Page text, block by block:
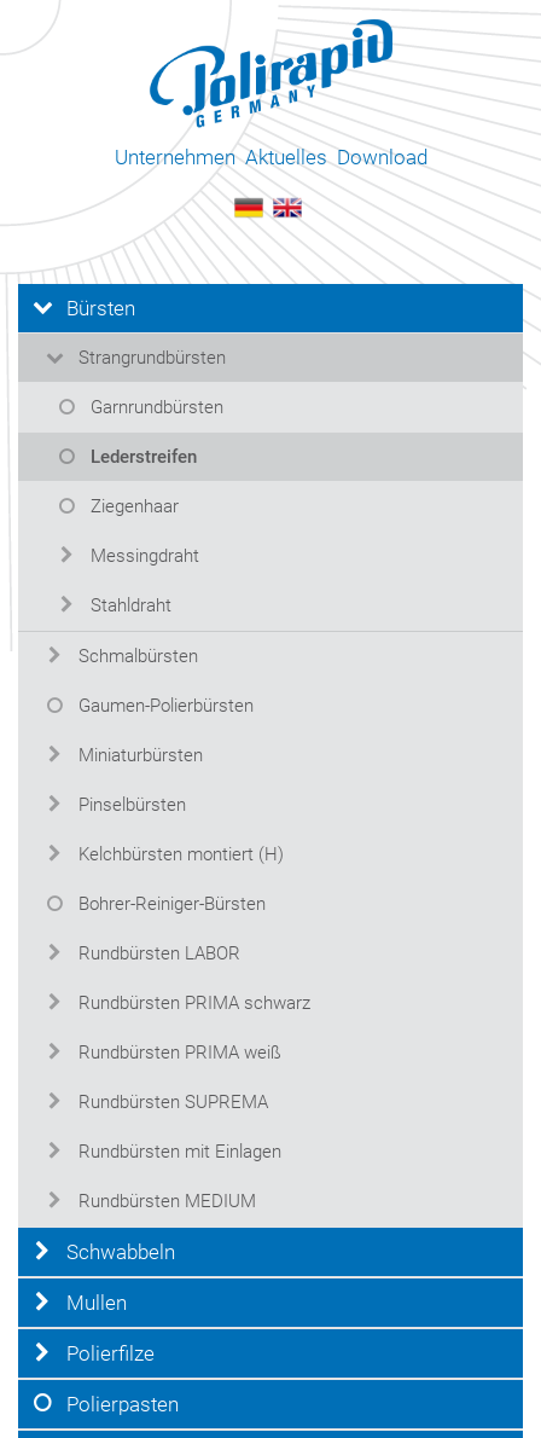
Unternehmen Aktuelles Download
Bürsten
Strangrundbürsten
Garnrundbürsten
Lederstreifen
Ziegenhaar
Messingdraht
Stahldraht
Schmalbürsten
Gaumen-Polierbürsten
Miniaturbürsten
Pinselbürsten
Kelchbürsten montiert (H)
Bohrer-Reiniger-Bürsten
Rundbürsten LABOR
Rundbürsten PRIMA schwarz
Rundbürsten PRIMA weiß
Rundbürsten SUPREMA
Rundbürsten mit Einlagen
Rundbürsten MEDIUM
Schwabbeln
Mullen
Polierfilze
Polierpasten